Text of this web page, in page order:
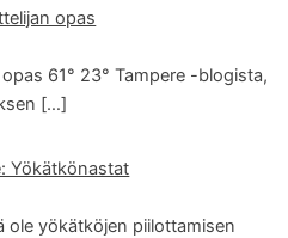
opas
61° 23° Tampere -blogista,
[…]
Yökätkönastat
ole yökätköjen piilottamisen